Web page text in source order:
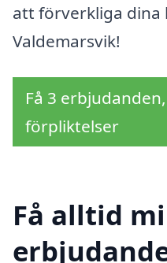
att förverkliga dina
Valdemarsvik!
Få 3
förpliktelser
Få alltid